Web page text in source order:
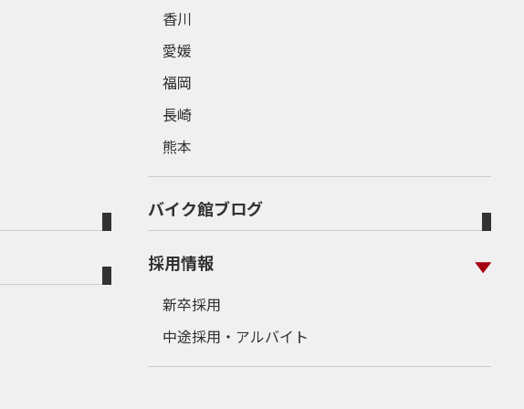
香川
愛媛
福岡
長崎
熊本
バイク館ブログ
採用情報
新卒採用
中途採用・アルバイト